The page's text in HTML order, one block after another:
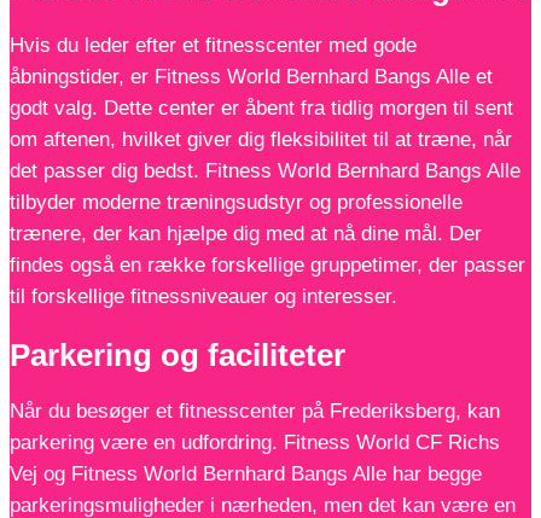
Hvis du leder efter et fitnesscenter med gode
åbningstider, er Fitness World Bernhard Bangs Alle et
godt valg. Dette center er åbent fra tidlig morgen til sent
om aftenen, hvilket giver dig fleksibilitet til at træne, når
det passer dig bedst. Fitness World Bernhard Bangs Alle
tilbyder moderne træningsudstyr og professionelle
trænere, der kan hjælpe dig med at nå dine mål. Der
findes også en række forskellige gruppetimer, der passer
til forskellige fitnessniveauer og interesser.
Parkering og faciliteter
Når du besøger et fitnesscenter på Frederiksberg, kan
parkering være en udfordring. Fitness World CF Richs
Vej og Fitness World Bernhard Bangs Alle har begge
parkeringsmuligheder i nærheden, men det kan være en